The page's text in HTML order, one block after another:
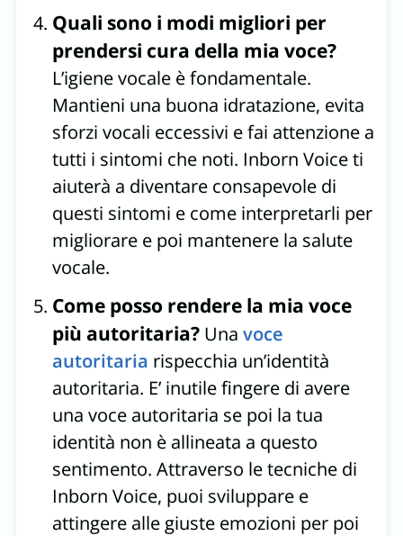
Quali sono i modi migliori per
prendersi cura della mia voce?
L’igiene vocale è fondamentale.
Mantieni una buona idratazione, evita
sforzi vocali eccessivi e fai attenzione a
tutti i sintomi che noti. Inborn Voice ti
aiuterà a diventare consapevole di
questi sintomi e come interpretarli per
migliorare e poi mantenere la salute
vocale.
Come posso rendere la mia voce
più autoritaria? Una voce
autoritaria rispecchia un’identità
autoritaria. E’ inutile fingere di avere
una voce autoritaria se poi la tua
identità non è allineata a questo
sentimento. Attraverso le tecniche di
Inborn Voice, puoi sviluppare e
attingere alle giuste emozioni per poi